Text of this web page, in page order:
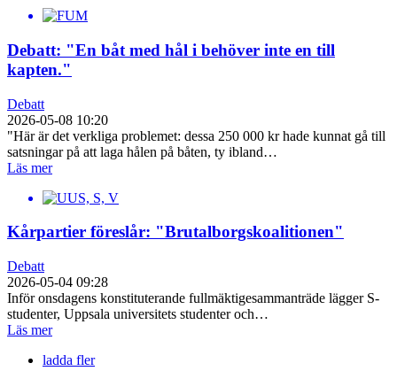
Debatt: "En båt med hål i behöver inte en till
kapten."
Debatt
2026-05-08 10:20
"Här är det verkliga problemet: dessa 250 000 kr hade kunnat gå till
satsningar på att laga hålen på båten, ty ibland…
Läs mer
Kårpartier föreslår: "Brutalborgskoalitionen"
Debatt
2026-05-04 09:28
Inför onsdagens konstituterande fullmäktigesammanträde lägger S-
studenter, Uppsala universitets studenter och…
Läs mer
ladda fler